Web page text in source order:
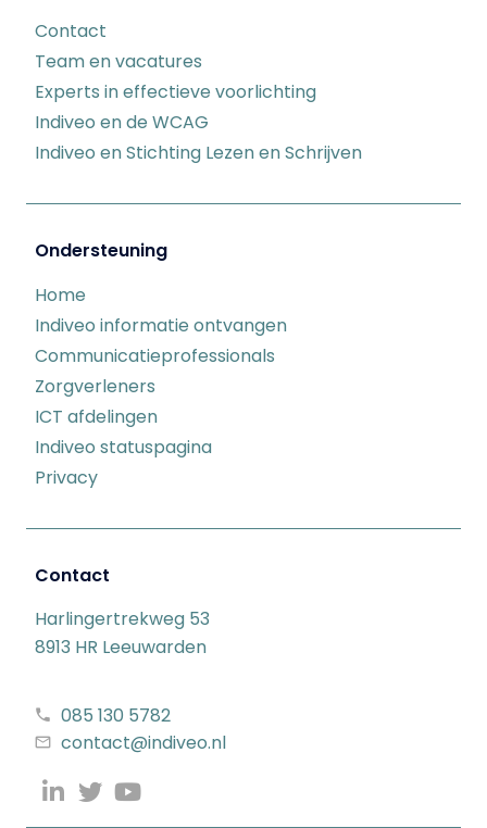
Contact
Team en vacatures
Experts in effectieve voorlichting
Indiveo en de WCAG
Indiveo en Stichting Lezen en Schrijven
Ondersteuning
Home
Indiveo informatie ontvangen
Communicatieprofessionals
Zorgverleners
ICT afdelingen
Indiveo statuspagina
Privacy
Contact
Harlingertrekweg 53
8913 HR Leeuwarden
085 130 5782
contact@indiveo.nl